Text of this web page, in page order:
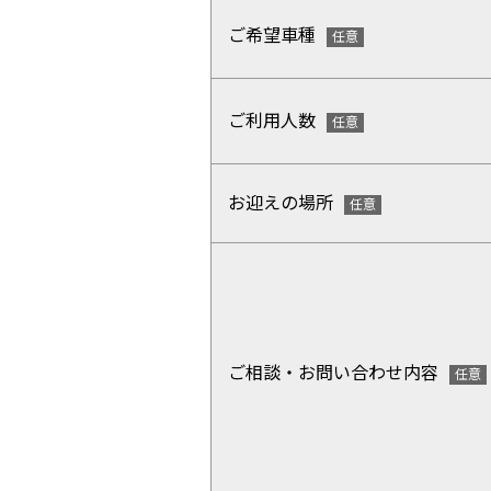
ご希望車種
ご利用人数
お迎えの場所
ご相談・お問い合わせ内容